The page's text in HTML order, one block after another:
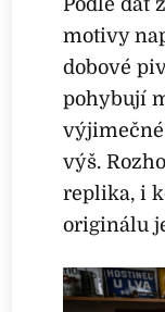
Podle dat
motivy
dobové
pohybují
výš.
replika, i
originálu